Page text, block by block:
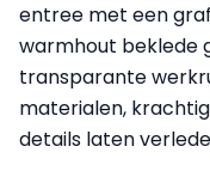
entree met een
warmhout beklede
transparante
materialen,
details laten